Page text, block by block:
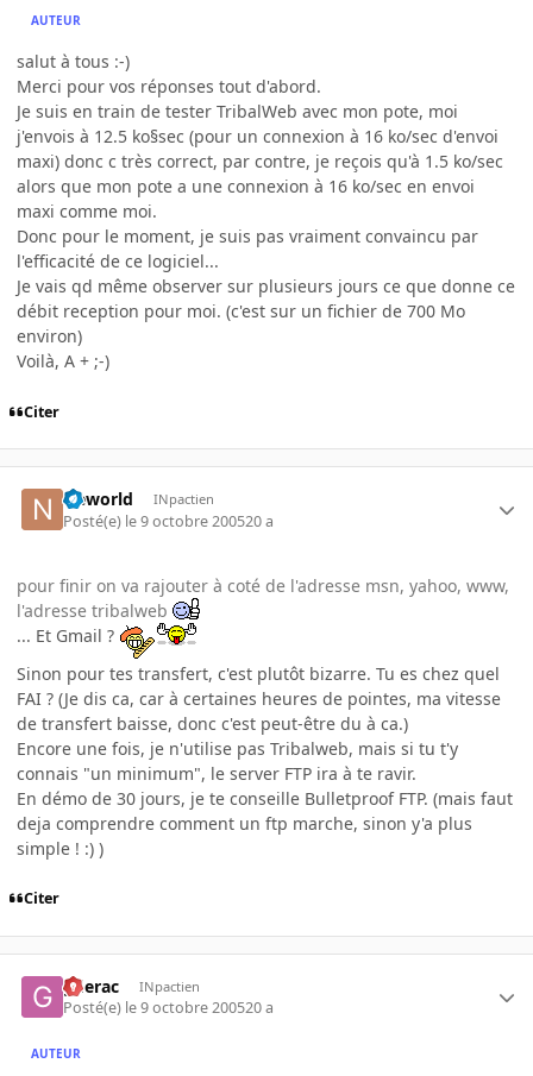
AUTEUR
salut à tous :-)
Merci pour vos réponses tout d'abord.
Je suis en train de tester TribalWeb avec mon pote, moi
j'envois à 12.5 ko§sec (pour un connexion à 16 ko/sec d'envoi
maxi) donc c très correct, par contre, je reçois qu'à 1.5 ko/sec
alors que mon pote a une connexion à 16 ko/sec en envoi
maxi comme moi.
Donc pour le moment, je suis pas vraiment convaincu par
l'efficacité de ce logiciel...
Je vais qd même observer sur plusieurs jours ce que donne ce
débit reception pour moi. (c'est sur un fichier de 700 Mo
environ)
Voilà, A + ;-)
Citer
Neworld INpactien
Posté(e) le 9 octobre 200520 a
pour finir on va rajouter à coté de l'adresse msn, yahoo, www,
l'adresse tribalweb
... Et Gmail ?
Sinon pour tes transfert, c'est plutôt bizarre. Tu es chez quel
FAI ? (Je dis ca, car à certaines heures de pointes, ma vitesse
de transfert baisse, donc c'est peut-être du à ca.)
Encore une fois, je n'utilise pas Tribalweb, mais si tu t'y
connais "un minimum", le server FTP ira à te ravir.
En démo de 30 jours, je te conseille Bulletproof FTP. (mais faut
deja comprendre comment un ftp marche, sinon y'a plus
simple ! :) )
Citer
gderac INpactien
Posté(e) le 9 octobre 200520 a
AUTEUR